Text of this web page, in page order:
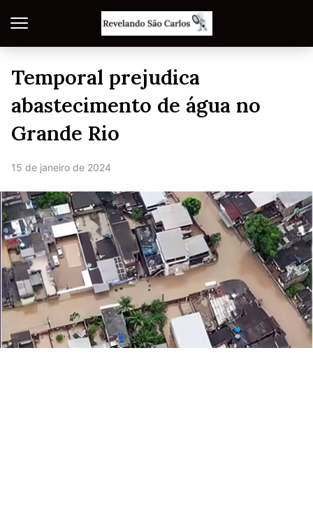
Temporal prejudica
abastecimento de água no
Grande Rio
15 de janeiro de 2024